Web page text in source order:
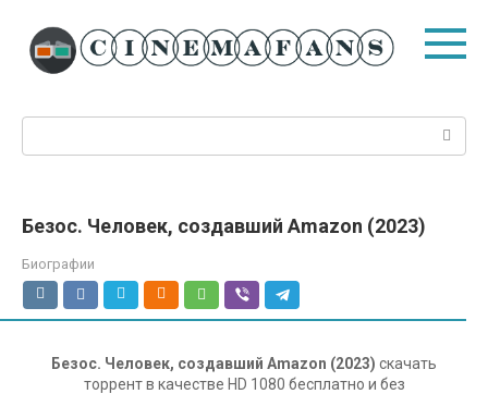
контенту
Безос. Человек, создавший Amazon (2023)
Биографии
Безос. Человек, создавший Amazon (2023) скачать
торрент в качестве HD 1080 бесплатно и без